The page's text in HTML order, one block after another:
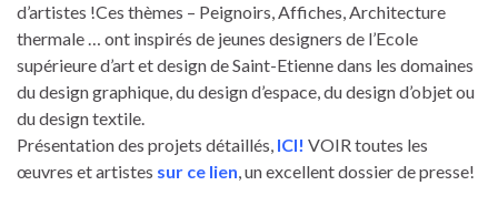
d’artistes !Ces thèmes – Peignoirs, Affiches, Architecture
thermale … ont inspirés de jeunes designers de l’Ecole
supérieure d’art et design de Saint-Etienne dans les domaines
du design graphique, du design d’espace, du design d’objet ou
du design textile.
Présentation des projets détaillés, ICI! VOIR toutes les
œuvres et artistes sur ce lien, un excellent dossier de presse!